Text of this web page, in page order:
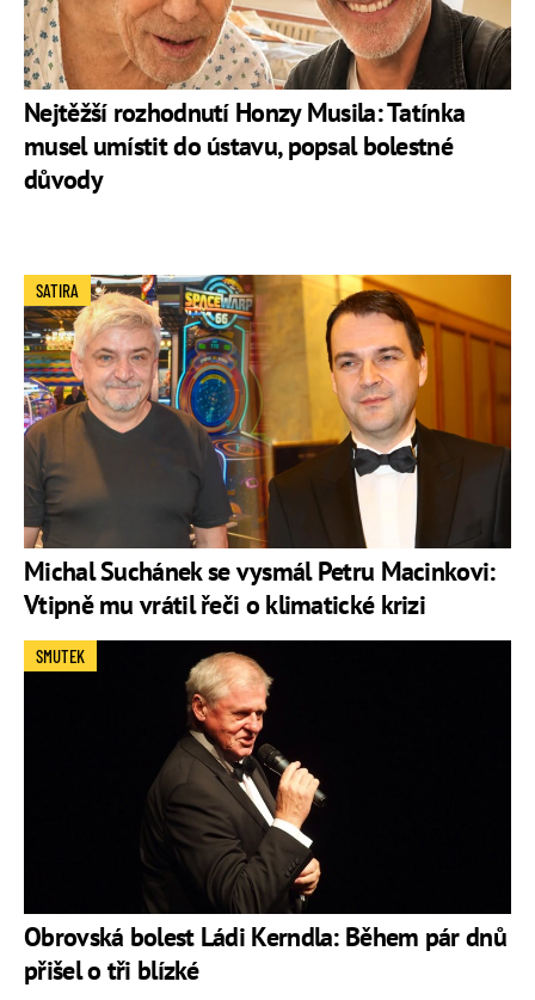
Nejtěžší rozhodnutí Honzy Musila: Tatínka
musel umístit do ústavu, popsal bolestné
důvody
Michal Suchánek se vysmál Petru Macinkovi:
Vtipně mu vrátil řeči o klimatické krizi
SATIRA
Obrovská bolest Ládi Kerndla: Během pár dnů
přišel o tři blízké
SMUTEK